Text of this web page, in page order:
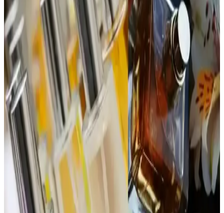
Jean Paul Gaultier La Belle Paradise Garden
Parfümü: Koku Profili ve Kullanıcı Yorumları
Jean Paul Gaultier La Belle Paradise Garden parfümü, tropikal ve
tatlı başlangıcıyla dikkat çekiyor. Vanilya ve muz notalarıyla sıcak
ve kremamsı bir karakter sunuyor. Şişe tasarımı da estetik değer
taşıyor.
1990'lar ve 2000'lerin Başındaki Katia Parfümü:
Hafif ve Tatlı Kokuya Sahip Unutulmuş Tasarım
1990'lar ve 2000'lerin başında popüler olan Katia parfümü, mat
beyaz şişesi ve yengeç pençesine benzeyen kapağıyla hafif ve tatlı
kokusuyla nostalji arayanların ilgisini çekiyor.
Dior Poison Parfüm Reformülasyonları ve
Yaşlanmanın Koku Üzerindeki Etkileri
Dior Poison parfümünde reformülasyonlar, yasal düzenlemeler ve
içerik temini nedeniyle koku değişikliklerine yol açar. EDT ve EDP
versiyonları, yaşlanma ve bölgesel farklılıklar da kokuyu etkiler.